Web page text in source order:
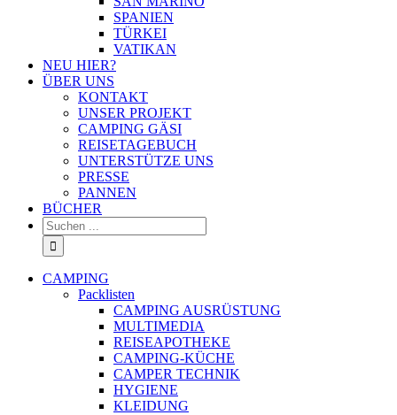
SPANIEN
TÜRKEI
VATIKAN
NEU HIER?
ÜBER UNS
KONTAKT
UNSER PROJEKT
CAMPING GÄSI
REISETAGEBUCH
UNTERSTÜTZE UNS
PRESSE
PANNEN
BÜCHER
Suche
nach:
CAMPING
Packlisten
CAMPING AUSRÜSTUNG
MULTIMEDIA
REISEAPOTHEKE
CAMPING-KÜCHE
CAMPER TECHNIK
HYGIENE
KLEIDUNG